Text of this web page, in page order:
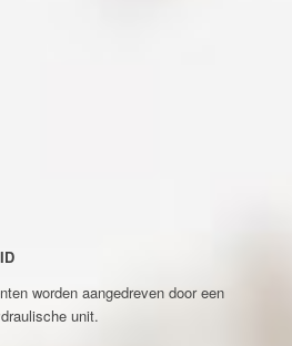
worden aangedreven door een
unit.